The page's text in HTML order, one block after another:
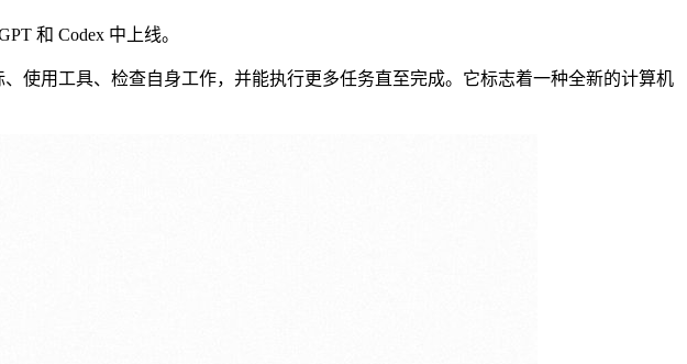
和 Codex 中上线。
使用工具、检查自身工作，并能执行更多任务直至完成。它标志着一种全新的计算机